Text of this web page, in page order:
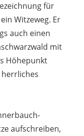
für
Witzeweg. Er
auch einen
mit
Höhepunkt
aufschreiben,